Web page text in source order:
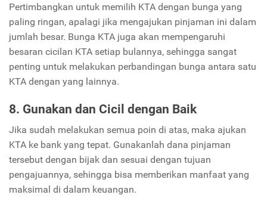
Pertimbangkan untuk memilih KTA dengan bunga yang
paling ringan, apalagi jika mengajukan pinjaman ini dalam
jumlah besar. Bunga KTA juga akan mempengaruhi
besaran cicilan KTA setiap bulannya, sehingga sangat
penting untuk melakukan perbandingan bunga antara satu
KTA dengan yang lainnya.
8. Gunakan dan Cicil dengan Baik
Jika sudah melakukan semua poin di atas, maka ajukan
KTA ke bank yang tepat. Gunakanlah dana pinjaman
tersebut dengan bijak dan sesuai dengan tujuan
pengajuannya, sehingga bisa memberikan manfaat yang
maksimal di dalam keuangan.